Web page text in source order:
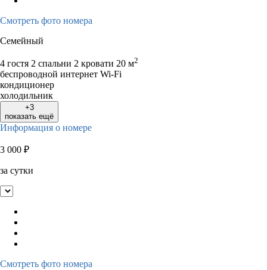
Смотреть фото номера
Семейный
4 гостя 2 спальни 2 кровати 20 м2
беспроводной интернет Wi-Fi
кондиционер
холодильник
+3
показать ещё
Информация о номере
3 000 ₽
за сутки
Смотреть фото номера